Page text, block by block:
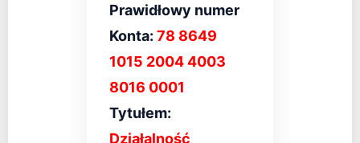
Prawidłowy numer
Konta: 78 8649
1015 2004 4003
8016 0001
Tytułem:
Działalność